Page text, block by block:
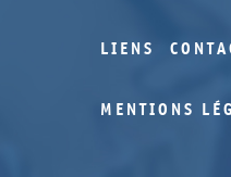
LIENS
MENTIONS